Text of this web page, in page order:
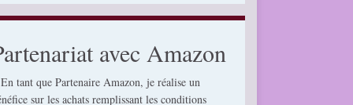
avec Amazon
tant que Partenaire Amazon, je réalise un
sur les achats remplissant les conditions